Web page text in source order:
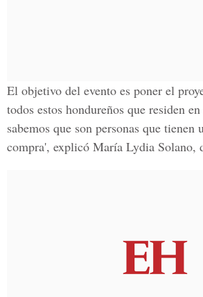
El objetivo del evento es poner el
todos estos hondureños que residen
sabemos que son personas que tienen
compra', explicó María Lydia Solano,